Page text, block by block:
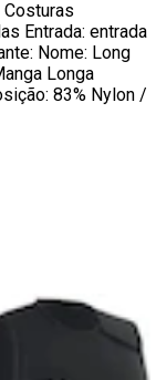
Entrada: entrada
Nome: Long
Longa
83% Nylon /